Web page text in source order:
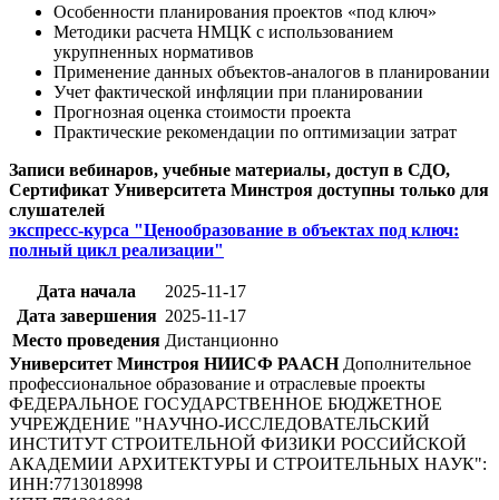
Особенности планирования проектов «под ключ»
Методики расчета НМЦК с использованием
укрупненных нормативов
Применение данных объектов-аналогов в планировании
Учет фактической инфляции при планировании
Прогнозная оценка стоимости проекта
Практические рекомендации по оптимизации затрат
Записи вебинаров, учебные материалы, доступ в СДО,
Сертификат Университета Минстроя доступны только для
слушателей
экспресс-курса "Ценообразование в объектах под ключ:
полный цикл реализации"
Дата начала
2025-11-17
Дата завершения 2025-11-17
Место проведения Дистанционно
Университет Минстроя НИИСФ РААСН Дополнительное
профессиональное образование и отраслевые проекты
ФЕДЕРАЛЬНОЕ ГОСУДАРСТВЕННОЕ БЮДЖЕТНОЕ
УЧРЕЖДЕНИЕ "НАУЧНО-ИССЛЕДОВАТЕЛЬСКИЙ
ИНСТИТУТ СТРОИТЕЛЬНОЙ ФИЗИКИ РОССИЙСКОЙ
АКАДЕМИИ АРХИТЕКТУРЫ И СТРОИТЕЛЬНЫХ НАУК":
ИНН:7713018998